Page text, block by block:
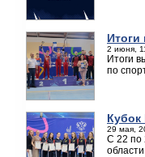
Итоги
2 июня,
Итоги
по
Кубок
29 мая,
С 22 по